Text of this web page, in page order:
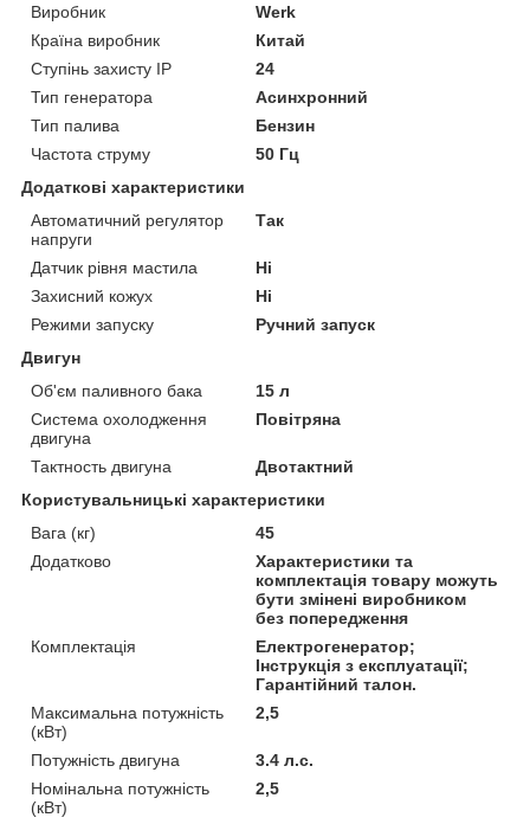
Виробник
Werk
Країна виробник
Китай
Ступінь захисту IP
24
Тип генератора
Асинхронний
Тип палива
Бензин
Частота струму
50 Гц
Додаткові характеристики
Автоматичний регулятор
напруги
Так
Датчик рівня мастила
Ні
Захисний кожух
Ні
Режими запуску
Ручний запуск
Двигун
Об'єм паливного бака
15 л
Система охолодження
двигуна
Повітряна
Тактность двигуна
Двотактний
Користувальницькі характеристики
Вага (кг)
45
Додатково
Характеристики та
комплектація товару можуть
бути змінені виробником
без попередження
Комплектація
Електрогенератор;
Інструкція з експлуатації;
Гарантійний талон.
Максимальна потужність
(кВт)
2,5
Потужність двигуна
3.4 л.с.
Номінальна потужність
(кВт)
2,5